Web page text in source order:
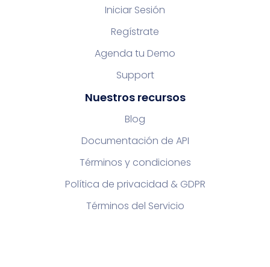
Iniciar Sesión
Regístrate
Agenda tu Demo
Support
Nuestros recursos
Blog
Documentación de API
Términos y condiciones
Política de privacidad & GDPR
Términos del Servicio